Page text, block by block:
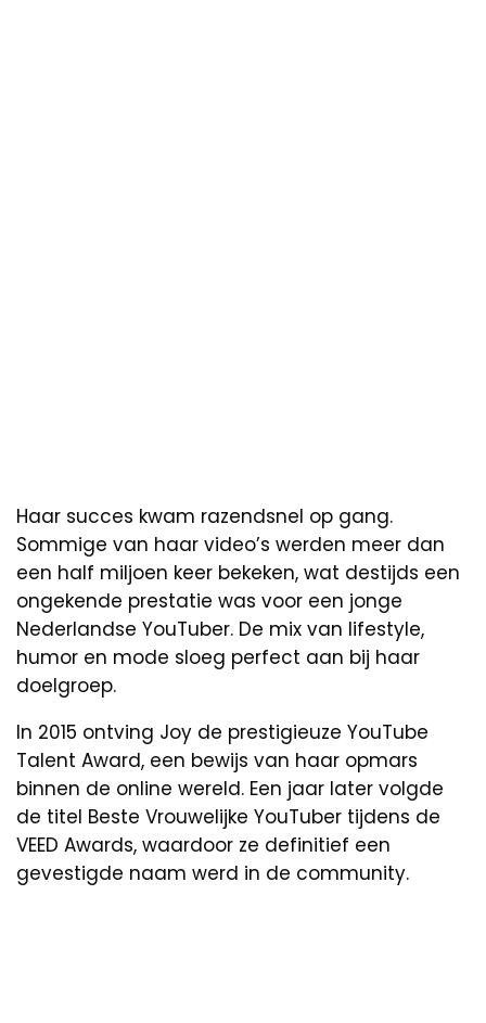
Haar succes kwam razendsnel op gang.
Sommige van haar video’s werden meer dan
een half miljoen keer bekeken, wat destijds een
ongekende prestatie was voor een jonge
Nederlandse YouTuber. De mix van lifestyle,
humor en mode sloeg perfect aan bij haar
doelgroep.
In 2015 ontving Joy de prestigieuze YouTube
Talent Award, een bewijs van haar opmars
binnen de online wereld. Een jaar later volgde
de titel Beste Vrouwelijke YouTuber tijdens de
VEED Awards, waardoor ze definitief een
gevestigde naam werd in de community.